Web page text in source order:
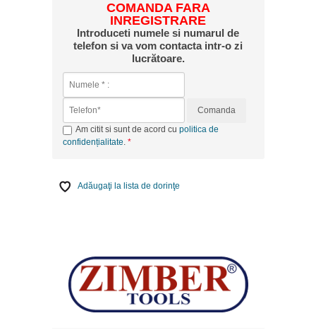
COMANDA FARA
INREGISTRARE
Introduceti numele si numarul de
telefon si va vom contacta intr-o zi
lucrătoare.
Comanda
Am citit si sunt de acord cu politica de
confidențialitate.
Adăugaţi la lista de dorinţe